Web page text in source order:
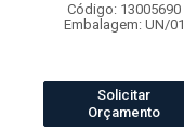
Código: 13005690
Embalagem: UN/01
Solicitar
Orçamento